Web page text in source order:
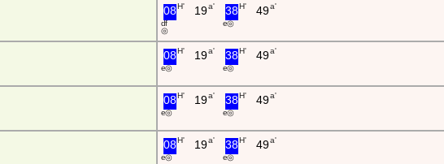
08H'
d f
◎
19a' 38H'
e ◎
49a'
08H'
e ◎
19a' 38H'
e ◎
49a'
08H'
e ◎
19a' 38H'
e ◎
49a'
08H'
e ◎
19a' 38H'
e ◎
49a'